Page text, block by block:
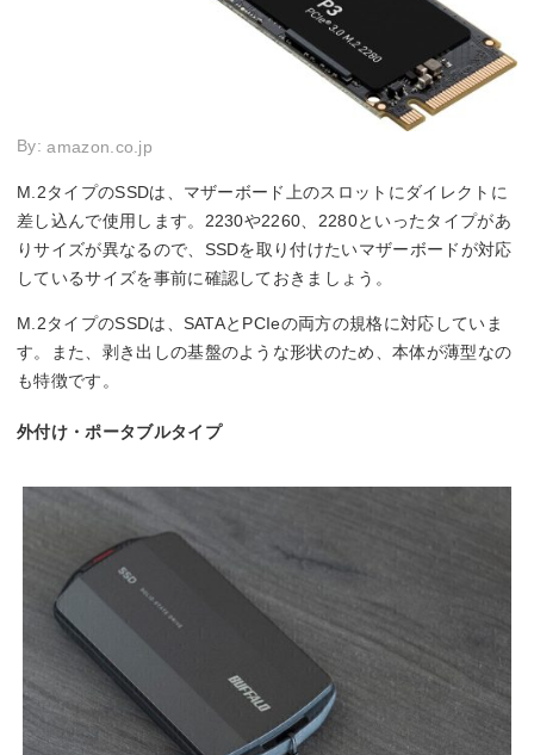
By:amazon.co.jp
M.2タイプのSSDは、マザーボード上のスロットにダイレクトに
差し込んで使用します。2230や2260、2280といったタイプがあ
りサイズが異なるので、SSDを取り付けたいマザーボードが対応
しているサイズを事前に確認しておきましょう。
M.2タイプのSSDは、SATAとPCIeの両方の規格に対応していま
す。また、剥き出しの基盤のような形状のため、本体が薄型なの
も特徴です。
外付け・ポータブルタイプ